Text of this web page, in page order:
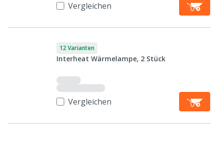
Vergleichen
12 Varianten
Interheat Wärmelampe, 2 Stück
Vergleichen